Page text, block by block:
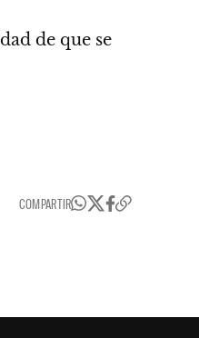
de que se
COMPARTIR